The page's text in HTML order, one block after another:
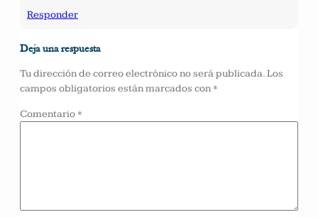
Responder
Deja una respuesta
Tu dirección de correo electrónico no será publicada.Los
campos obligatorios están marcados con *
Comentario *